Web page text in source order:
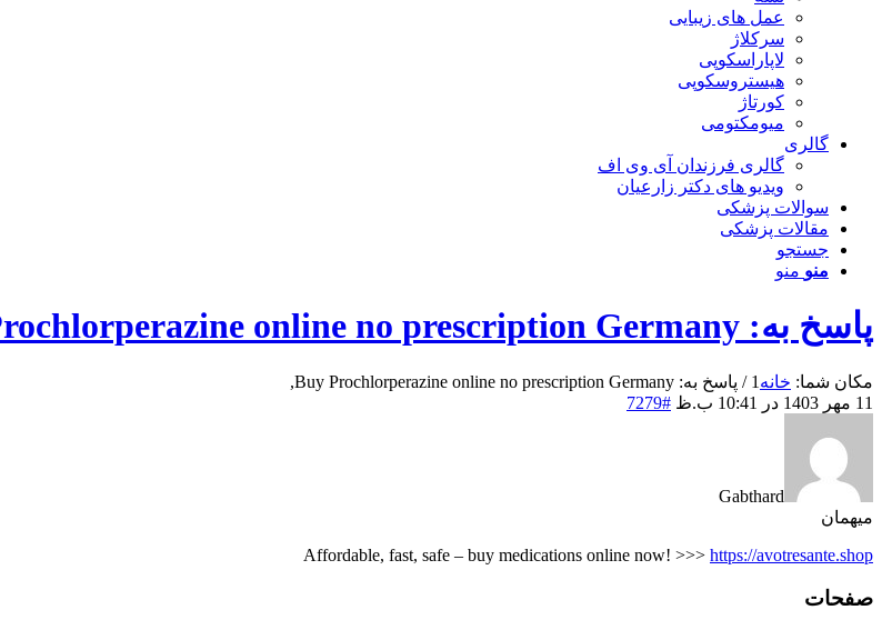
عمل های زیبایی
سرکلاژ
لاپاراسکوپی
هیستروسکوپی
کورتاژ
میومکتومی
گالری
گالری فرزندان آی وی اف
ویدیو های دکتر زارعیان
سوالات پزشکی
مقالات پزشکی
جستجو
منو منو
پاسخ به: Buy Prochlorperazine online no prescription Germany,
مکان شما: خانه 1
/ پاسخ به: Buy Prochlorperazine online no prescription Germany,
11 مهر 1403 در 10:41 ب.ظ
#7279
Gabthard
میهمان
Affordable, fast, safe – buy medications online now! >>> https://avotresante.shop
صفحات